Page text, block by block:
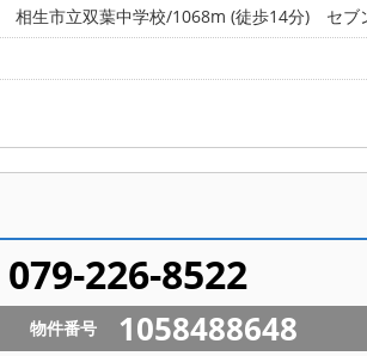
相生市立双葉中学校/1068m (徒歩14分)
セブ
079-226-8522
物件番号 1058488648